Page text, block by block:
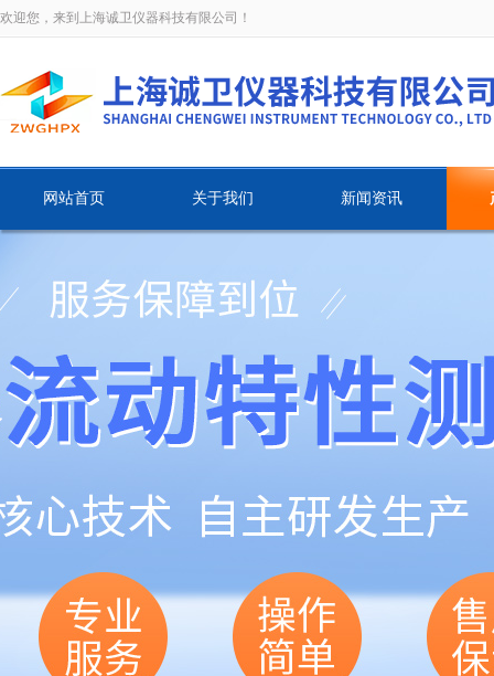
欢迎您，来到上海诚卫仪器科技有限公司！
网站首页 关于我们 新闻资讯